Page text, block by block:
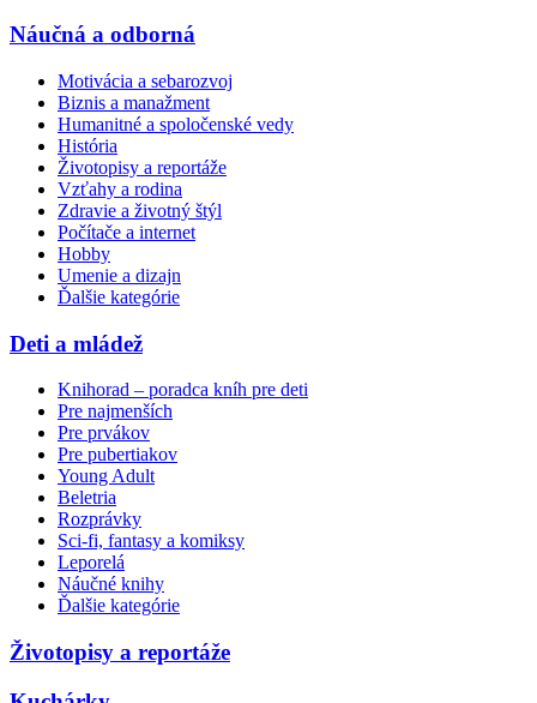
Náučná a odborná
Motivácia a sebarozvoj
Biznis a manažment
Humanitné a spoločenské vedy
História
Životopisy a reportáže
Vzťahy a rodina
Zdravie a životný štýl
Počítače a internet
Hobby
Umenie a dizajn
Ďalšie kategórie
Deti a mládež
Knihorad – poradca kníh pre deti
Pre najmenších
Pre prvákov
Pre pubertiakov
Young Adult
Beletria
Rozprávky
Sci-fi, fantasy a komiksy
Leporelá
Náučné knihy
Ďalšie kategórie
Životopisy a reportáže